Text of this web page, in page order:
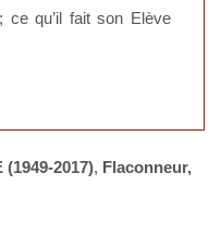
ce qu’il fait son Elève
2017), Flaconneur,